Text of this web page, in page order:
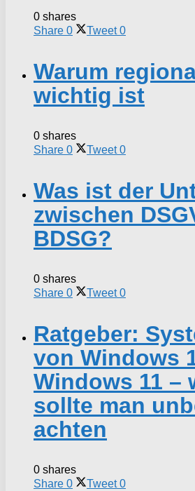
0 shares
Share 0 Tweet 0
Warum
wichtig ist
0 shares
Share 0 Tweet 0
Was ist der
zwischen
BDSG?
0 shares
Share 0 Tweet 0
Ratgeber:
von Windows
Windows 11 –
sollte man
achten
0 shares
Share 0 Tweet 0